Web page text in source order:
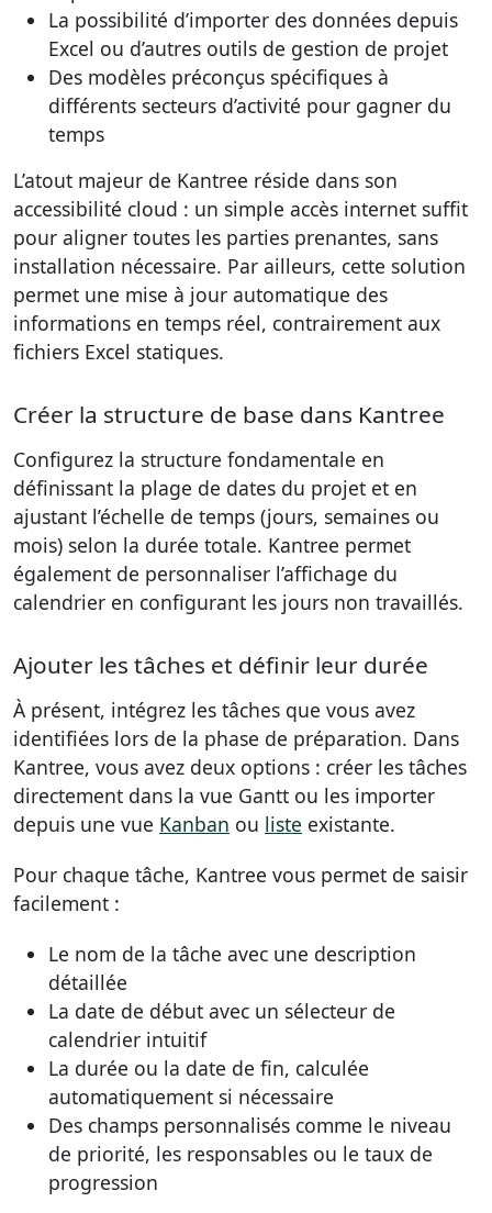
La possibilité d’importer des données depuis
Excel ou d’autres outils de gestion de projet
Des modèles préconçus spécifiques à
différents secteurs d’activité pour gagner du
temps
L’atout majeur de Kantree réside dans son
accessibilité cloud : un simple accès internet suffit
pour aligner toutes les parties prenantes, sans
installation nécessaire. Par ailleurs, cette solution
permet une mise à jour automatique des
informations en temps réel, contrairement aux
fichiers Excel statiques.
Créer la structure de base dans Kantree
Configurez la structure fondamentale en
définissant la plage de dates du projet et en
ajustant l’échelle de temps (jours, semaines ou
mois) selon la durée totale. Kantree permet
également de personnaliser l’affichage du
calendrier en configurant les jours non travaillés.
Ajouter les tâches et définir leur durée
À présent, intégrez les tâches que vous avez
identifiées lors de la phase de préparation. Dans
Kantree, vous avez deux options : créer les tâches
directement dans la vue Gantt ou les importer
depuis une vue Kanban ou liste existante.
Pour chaque tâche, Kantree vous permet de saisir
facilement :
Le nom de la tâche avec une description
détaillée
La date de début avec un sélecteur de
calendrier intuitif
La durée ou la date de fin, calculée
automatiquement si nécessaire
Des champs personnalisés comme le niveau
de priorité, les responsables ou le taux de
progression